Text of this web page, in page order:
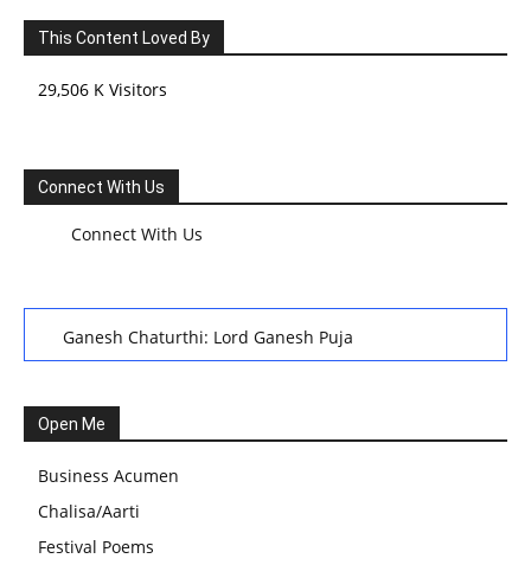
This Content Loved By
29,506 K Visitors
Connect With Us
Connect With Us
Ganesh Chaturthi: Lord Ganesh Puja
Festival: A Celebration of Tradition and Womanhood
स्वामी अवधेशानंद जी गिरि के जीवन सूत्र:किन चीजों के कारण लोग अशांत
और असंतुलित रहते हैं?
आज का जीवन मंत्र:महिलाएं पुरुषों से श्रेष्ठ होती हैं, हमेशा उनका सम्मान
करना चाहिए और उन्हें पूजनीय दृष्टि से देखना चाहिए
Open Me
Business Acumen
Chalisa/Aarti
Festival Poems